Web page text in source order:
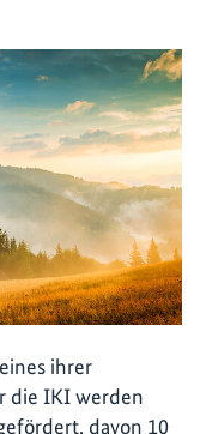
ihrer
die IKI werden
davon 10